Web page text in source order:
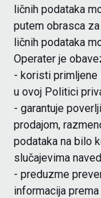
ličnih podataka
putem obrasca za
ličnih podataka
Operater je
- koristi primljene
u ovoj Politici
- garantuje
prodajom,
podataka na bilo
slučajevima
- preduzme
informacija